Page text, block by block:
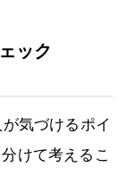
ック
気づけるポイ
けて考えるこ